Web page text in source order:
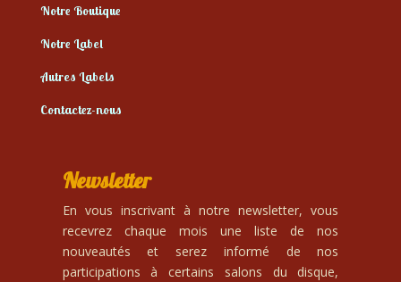
Notre Boutique
Notre Label
Autres Labels
Contactez-nous
Newsletter
En vous inscrivant à notre newsletter, vous
recevrez chaque mois une liste de nos
nouveautés et serez informé de nos
participations à certains salons du disque,